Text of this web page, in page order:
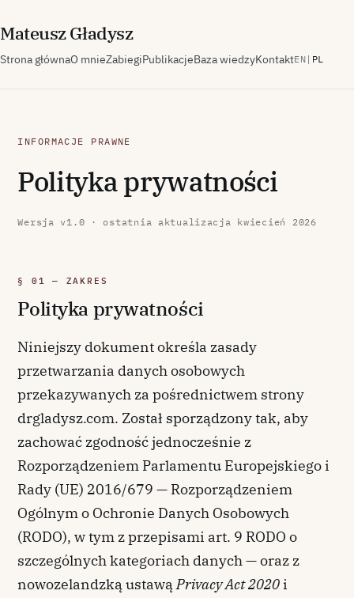
MateuszGładysz
Strona głównaO mnieZabiegiPublikacjeBaza wiedzyKontaktEN | PL
INFORMACJE PRAWNE
Polityka prywatności
Wersja v1.0 · ostatnia aktualizacja kwiecień 2026
§ 01 — ZAKRES
Polityka prywatności
Niniejszy dokument określa zasady
przetwarzania danych osobowych
przekazywanych za pośrednictwem strony
drgladysz.com. Został sporządzony tak, aby
zachować zgodność jednocześnie z
Rozporządzeniem Parlamentu Europejskiego i
Rady (UE) 2016/679 — Rozporządzeniem
Ogólnym o Ochronie Danych Osobowych
(RODO), w tym z przepisami art. 9 RODO o
szczególnych kategoriach danych — oraz z
nowozelandzką ustawąPrivacy Act 2020 i